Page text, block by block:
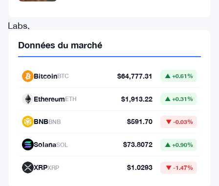
Labs,
connu
baisse
Données du marché
BitcoinBTC $64,777.31 ▲ +0.61%
EthereumETH $1,913.22 ▲ +0.31%
BNBBNB $591.70 ▼ -0.03%
SolanaSOL $73.8072 ▲ +0.90%
XRPXRP $1.0293 ▼ -1.47%